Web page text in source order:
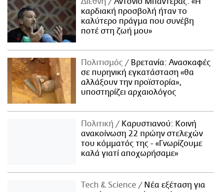
καρδιακή προσβολή ήταν το
καλύτερο πράγμα που συνέβη
ποτέ στη ζωή μου»
Πολιτισμός
Βρετανία: Ανασκαφές
σε πυρηνική εγκατάσταση «θα
αλλάξουν την προϊστορία»,
υποστηρίζει αρχαιολόγος
Πολιτική
Καρυστιανού: Κοινή
ανακοίνωση 22 πρώην στελεχών
του κόμματός της - «Γνωρίζουμε
καλά γιατί αποχωρήσαμε»
Τech & Science
Νέα εξέταση για